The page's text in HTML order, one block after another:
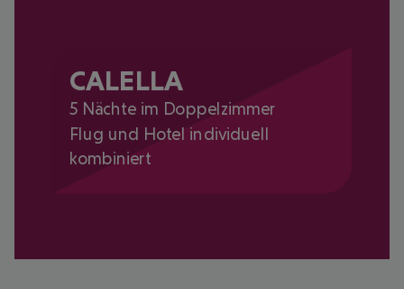
CALELLA
5 Nächte im Doppelzimmer
Flug und Hotel individuell
kombiniert